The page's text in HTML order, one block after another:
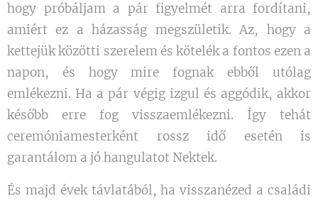
hogy próbáljam a pár figyelmét arra fordítani,
amiért ez a házasság megszületik. Az, hogy a
kettejük közötti szerelem és kötelék a fontos ezen a
napon, és hogy mire fognak ebből utólag
emlékezni. Ha a pár végig izgul és aggódik, akkor
később erre fog visszaemlékezni. Így tehát
ceremóniamesterként rossz idő esetén is
garantálom a jó hangulatot Nektek.
És majd évek távlatából, ha visszanézed a családi